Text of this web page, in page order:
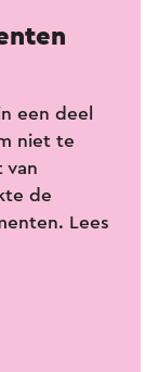
een deel
niet te
van
de
Lees